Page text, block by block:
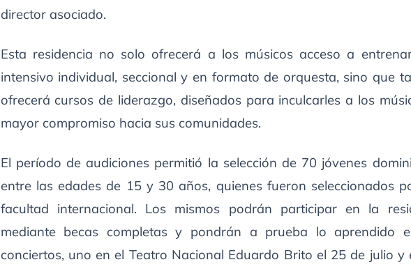
director asociado.
Esta residencia no solo ofrecerá a los músicos acceso a
intensivo individual, seccional y en formato de orquesta, sino que
ofrecerá cursos de liderazgo, diseñados para inculcarles a los
mayor compromiso hacia sus comunidades.
El período de audiciones permitió la selección de 70 jóvenes
entre las edades de 15 y 30 años, quienes fueron seleccionados
facultad internacional. Los mismos podrán participar en la
mediante becas completas y pondrán a prueba lo aprendido
conciertos, uno en el Teatro Nacional Eduardo Brito el 25 de julio y